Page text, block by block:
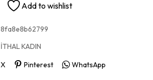
Add to wishlist
8fa8e8b62799
İTHAL KADIN
X Pinterest WhatsApp